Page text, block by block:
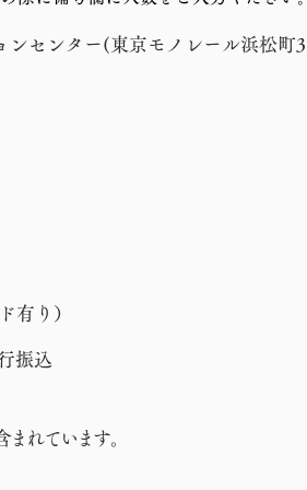
センター(東京モノレール浜松
り）
振込
れています。